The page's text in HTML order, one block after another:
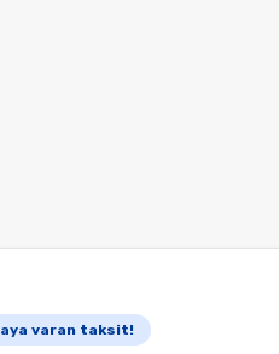
aya varan taksit!